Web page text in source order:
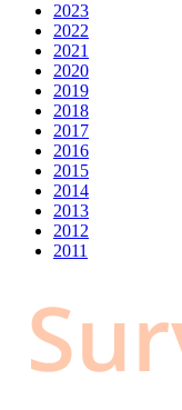
2023
2022
2021
2020
2019
2018
2017
2016
2015
2014
2013
2012
2011